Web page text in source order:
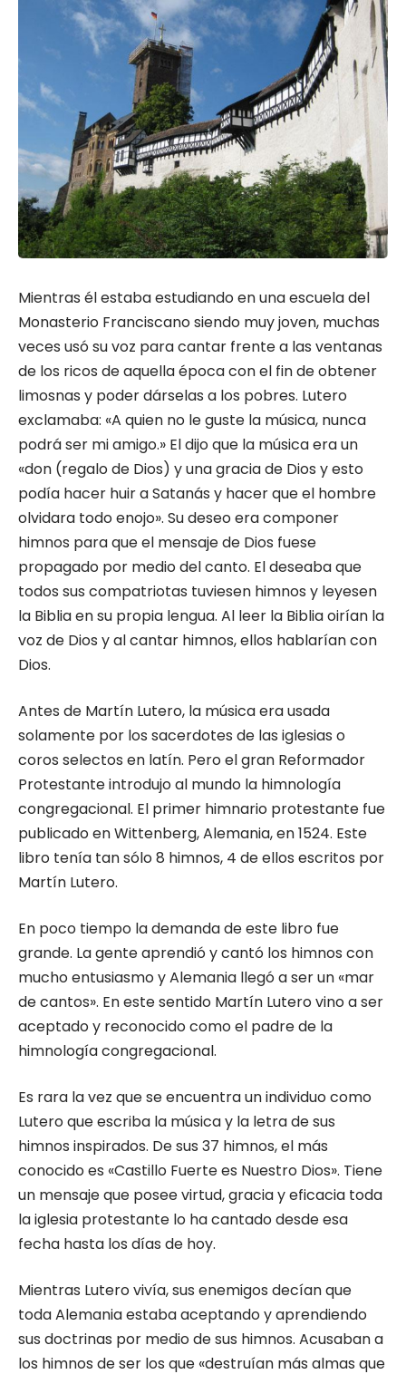
Mientras él estaba estudiando en una escuela del
Monasterio Franciscano siendo muy joven, muchas
veces usó su voz para cantar frente a las ventanas
de los ricos de aquella época con el fin de obtener
limosnas y poder dárselas a los pobres. Lutero
exclamaba: «A quien no le guste la música, nunca
podrá ser mi amigo.» El dijo que la música era un
«don (regalo de Dios) y una gracia de Dios y esto
podía hacer huir a Satanás y hacer que el hombre
olvidara todo enojo». Su deseo era componer
himnos para que el mensaje de Dios fuese
propagado por medio del canto. El deseaba que
todos sus compatriotas tuviesen himnos y leyesen
la Biblia en su propia lengua. Al leer la Biblia oirían la
voz de Dios y al cantar himnos, ellos hablarían con
Dios.
Antes de Martín Lutero, la música era usada
solamente por los sacerdotes de las iglesias o
coros selectos en latín. Pero el gran Reformador
Protestante introdujo al mundo la himnología
congregacional. El primer himnario protestante fue
publicado en Wittenberg, Alemania, en 1524. Este
libro tenía tan sólo 8 himnos, 4 de ellos escritos por
Martín Lutero.
En poco tiempo la demanda de este libro fue
grande. La gente aprendió y cantó los himnos con
mucho entusiasmo y Alemania llegó a ser un «mar
de cantos». En este sentido Martín Lutero vino a ser
aceptado y reconocido como el padre de la
himnología congregacional.
Es rara la vez que se encuentra un individuo como
Lutero que escriba la música y la letra de sus
himnos inspirados. De sus 37 himnos, el más
conocido es «Castillo Fuerte es Nuestro Dios». Tiene
un mensaje que posee virtud, gracia y eficacia toda
la iglesia protestante lo ha cantado desde esa
fecha hasta los días de hoy.
Mientras Lutero vivía, sus enemigos decían que
toda Alemania estaba aceptando y aprendiendo
sus doctrinas por medio de sus himnos. Acusaban a
los himnos de ser los que «destruían más almas que